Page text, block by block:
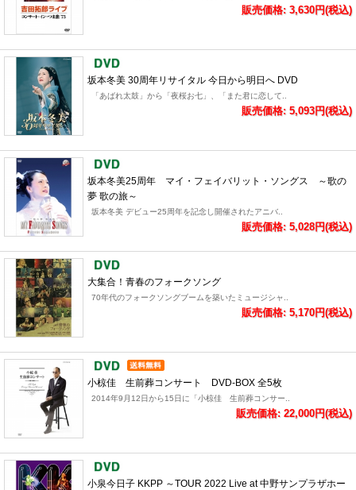
販売価格: 3,630円(税込)
坂本冬美 30周年リサイタル 今日から明日へ DVD
「あばれ太鼓」から「夜桜お七」、「また君に恋して..
販売価格: 5,093円(税込)
坂本冬美25周年 マイ・フェイバリット・ソングス ～歌の
夢 歌の旅～
坂本冬美 デビュー25周年を記念し開催されたアニバ..
販売価格: 5,028円(税込)
大集合！青春のフォークソング
70年代のフォークソングブームを築いたミュージシャ..
販売価格: 5,170円(税込)
小椋佳 生前葬コンサート DVD-BOX 全5枚
2014年9月12日から15日に「小椋佳 生前葬コンサー..
販売価格: 22,000円(税込)
小泉今日子 KKPP ～TOUR 2022 Live at 中野サンプラザホー